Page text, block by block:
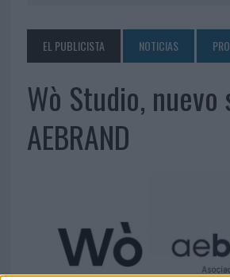
EL PUBLICISTA NOTICIAS
Wò Studio, nuevo
AEBRAND